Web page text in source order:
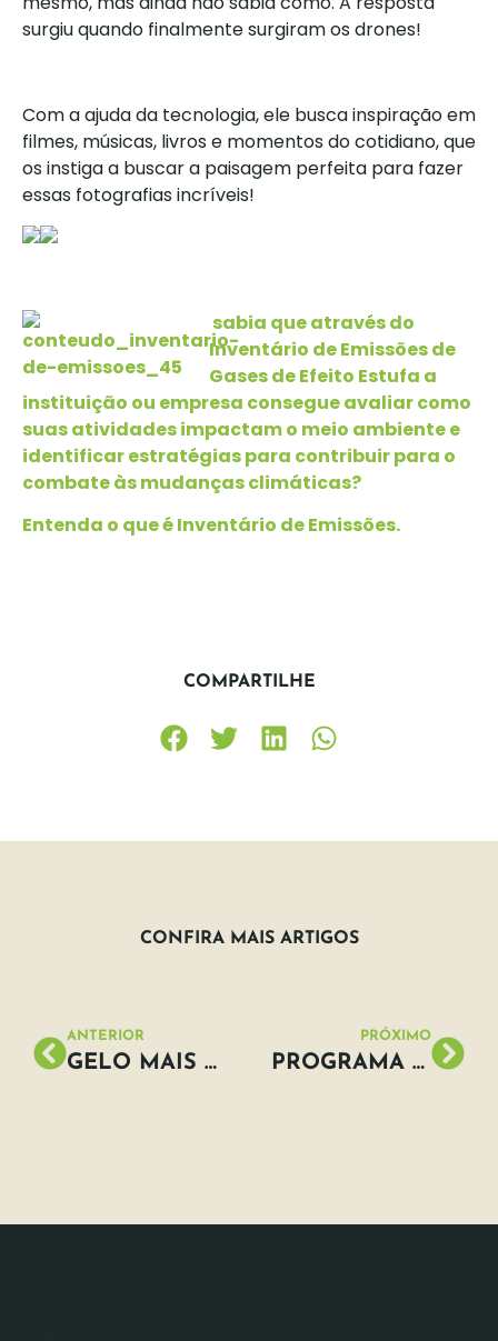
surgiu quando finalmente surgiram os drones!
Com a ajuda da tecnologia, ele busca inspiração em
filmes, músicas, livros e momentos do cotidiano, que
os instiga a buscar a paisagem perfeita para fazer
essas fotografias incríveis!
sabia que através do
Inventário de Emissões de
Gases de Efeito Estufa a
instituição ou empresa consegue avaliar como
suas atividades impactam o meio ambiente e
identificar estratégias para contribuir para o
combate às mudanças climáticas?
Entenda o que é Inventário de Emissões.
COMPARTILHE
CONFIRA MAIS ARTIGOS
ANTERIOR
GELO MAIS ESPESSO DO ÁRTICO SE ROMPE PELA PRIMEIRA VEZ
PRÓXIMO
PROGRAMA TROCA LIXO RECICLÁVEL POR DINHEIRO EM SANTOS